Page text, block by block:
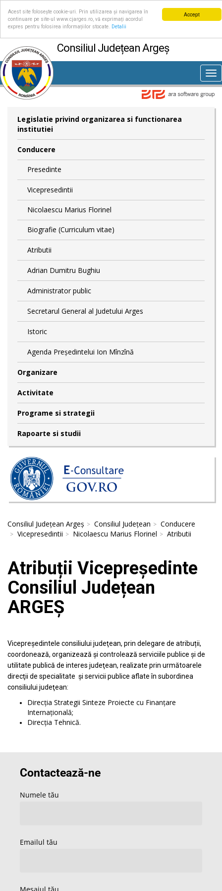
Accept
Acest site folosește cookie-uri. Prin utilizarea și navigarea în
continuare pe site-ul www.cjarges.ro, vă exprimați acordul
expres pentru folosirea informațiilor stocate.
Detalii
Consiliul Județean Argeș
Legislatie privind organizarea si functionarea
institutiei
Conducere
Presedinte
Vicepresedintii
Nicolaescu Marius Florinel
Biografie (Curriculum vitae)
Atributii
Adrian Dumitru Bughiu
Administrator public
Secretarul General al Judetului Arges
Istoric
Agenda Președintelui Ion Mînzînă
Organizare
Activitate
Programe si strategii
Rapoarte si studii
Consiliul Județean Argeș Consiliul Județean
Conducere
Vicepresedintii
Nicolaescu Marius Florinel Atributii
Atribuții Vicepreședinte
Consiliul Județean
ARGEȘ
Vicepreşedintele consiliului judeţean, prin delegare de atribuții,
coordonează, organizează şi controlează serviciile publice şi de
utilitate publică de interes judeţean, realizate prin următoarele
direcţii de specialitate şi servicii publice aflate în subordinea
consiliului judeţean:
Direcţia Strategii Sinteze Proiecte cu Finanțare
Internațională;
Direcţia Tehnică.